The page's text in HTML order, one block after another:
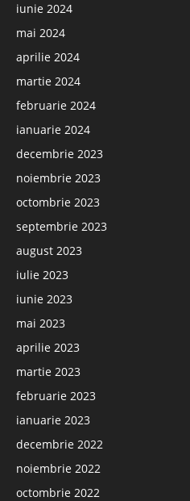
iunie 2024
mai 2024
aprilie 2024
martie 2024
februarie 2024
ianuarie 2024
decembrie 2023
noiembrie 2023
octombrie 2023
septembrie 2023
august 2023
iulie 2023
iunie 2023
mai 2023
aprilie 2023
martie 2023
februarie 2023
ianuarie 2023
decembrie 2022
noiembrie 2022
octombrie 2022